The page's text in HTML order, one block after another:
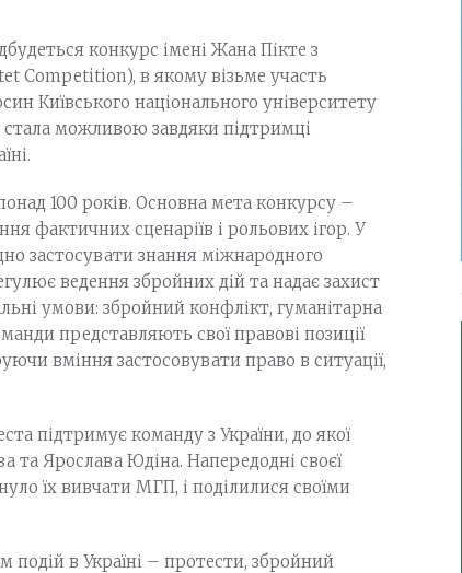
конкурс імені Жана Пікте з
Competition), в якому візьме участь
Київського національного університету
стала можливою завдяки підтримці
100 років. Основна мета конкурсу –
фактичних сценаріїв і рольових ігор. У
застосувати знання міжнародного
ведення збройних дій та надає захист
умови: збройний конфлікт, гуманітарна
представляють свої правові позиції
вміння застосовувати право в ситуації,
підтримує команду з України, до якої
та Ярослава Юдіна. Напередодні своєї
їх вивчати МГП, і поділилися своїми
подій в Україні – протести, збройний